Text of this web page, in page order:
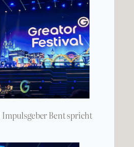
Impulsgeber Bent spricht